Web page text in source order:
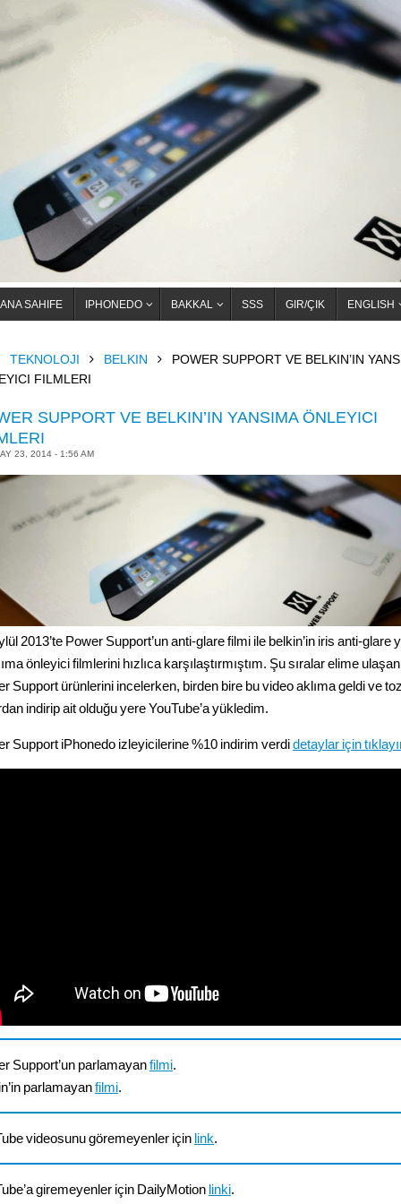
ANA SAHIFE IPHONEDO BAKKAL SSS GIR/ÇIK ENGLISH
TEKNOLOJI BELKIN
POWER SUPPORT VE BELKIN’IN
FILMLERI
SUPPORT VE BELKIN’IN YANSIMA ÖNLEYICI
23, 2014 - 1:56 AM
2013’te Power Support’un anti-glare filmi ile belkin’in iris anti-glare
önleyici filmlerini hızlıca karşılaştırmıştım. Şu sıralar elime
Support ürünlerini incelerken, birden bire bu video aklıma geldi ve
indirip ait olduğu yere YouTube’a yükledim.
Support iPhonedo izleyicilerine %10 indirim verdidetaylar için
Support’un parlamayanfilmi.
parlamayanfilmi.
videosunu göremeyenler için link.
giremeyenler için DailyMotion linki.